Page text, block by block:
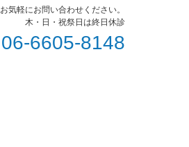
お気軽にお問い合わせください。
木・日・祝祭日は終日休診
06-6605-8148